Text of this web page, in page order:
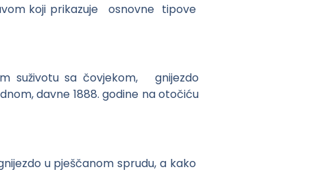
koji prikazuje osnovne tipove
suživotu sa čovjekom, gnijezdo
davne 1888. godine na otočiću
u pješčanom sprudu, a kako